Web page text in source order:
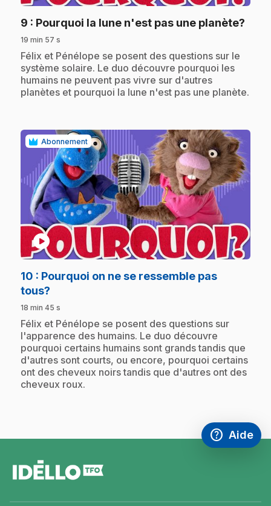
9 : Pourquoi la lune n'est pas une planète?
19 min 57 s
.Félix et Pénélope se posent des questions sur le
système solaire. Le duo découvre pourquoi les
humains ne peuvent pas vivre sur d'autres
planètes et pourquoi la lune n'est pas une planète.
Abonnement
play_circle
10 : Pourquoi on ne se ressemble pas
tous?
18 min 45 s
.Félix et Pénélope se posent des questions sur
l'apparence des humains. Le duo découvre
pourquoi certains humains sont grands tandis que
d'autres sont courts, ou encore, pourquoi certains
ont des cheveux noirs tandis que d'autres ont des
cheveux roux.
help
Accéder à
Aide
,Ce lien
de
page